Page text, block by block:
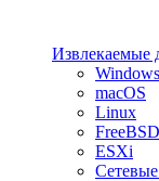
Извлекаемые
Windows
macOS
Linux
FreeBSD
ESXi
Сетевые